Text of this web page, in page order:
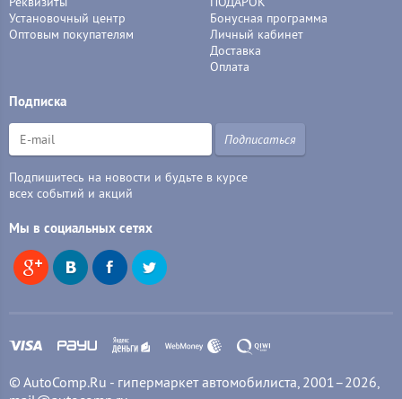
Установочный центр
Оптовым покупателям
Бонусная программа
Личный кабинет
Доставка
Оплата
Подписка
Подписаться
Подпишитесь на новости и будьте в курсе
всех событий и акций
Мы в социальных сетях
© AutoComp.Ru - гипермаркет автомобилиста, 2001–2026,